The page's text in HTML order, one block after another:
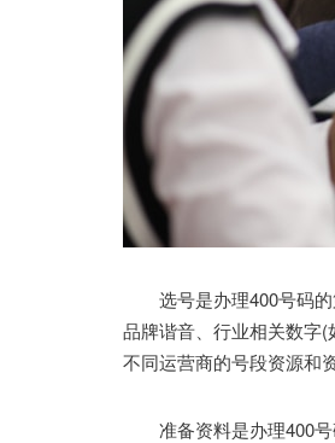
选号是办理400号码的
品牌谐音、行业相关数字(
不同运营商的号段资源和
准备资料是办理400号